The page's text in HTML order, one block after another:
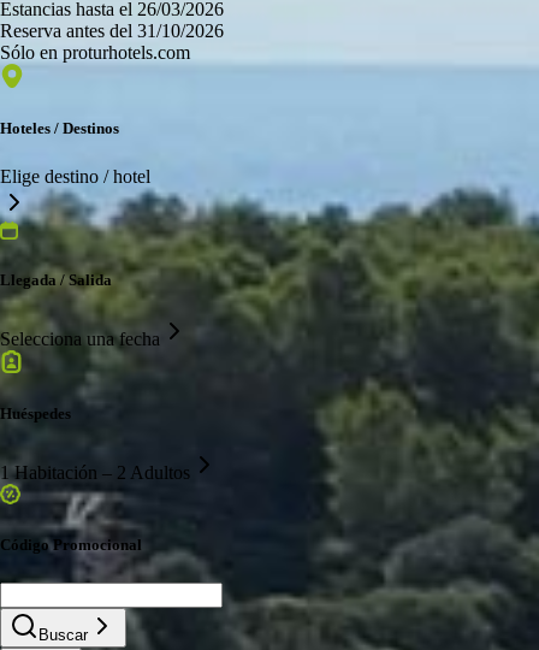
Estancias hasta el 26/03/2026
Reserva antes del 31/10/2026
Sólo en proturhotels.com
Hoteles / Destinos
Elige destino / hotel
Llegada / Salida
Selecciona una fecha
Huéspedes
1 Habitación – 2 Adultos
Código Promocional
Buscar